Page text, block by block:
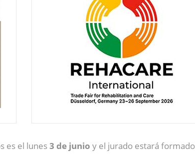
es el lunes3 de junio y el jurado estará